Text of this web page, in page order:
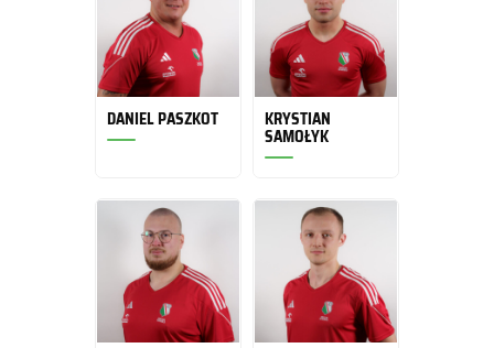
DANIEL PASZKOT KRYSTIAN
SAMOŁYK